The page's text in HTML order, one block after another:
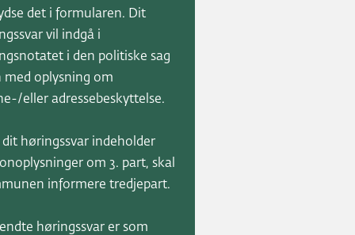
det i formularen. Dit
vil indgå i
i den politiske sag
med oplysning om
eller adressebeskyttelse.
dit høringssvar indeholder
om 3. part, skal
informere tredjepart.
høringssvar er som